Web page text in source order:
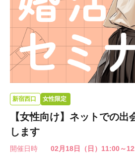
新宿西口 女性限定
【女性向け】ネットでの出
します​
開催日時 02月18日（日）11:00～